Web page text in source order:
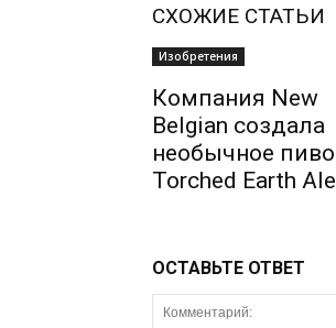
СХОЖИЕ СТАТЬИ
Изобретения
Компания New
Belgian создала
необычное пиво
Torched Earth Ale
ОСТАВЬТЕ ОТВЕТ